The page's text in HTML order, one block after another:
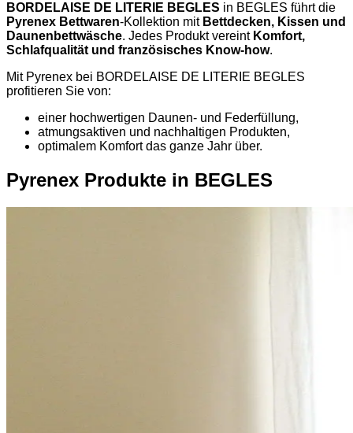
BORDELAISE DE LITERIE BEGLES in BEGLES führt die
Pyrenex Bettwaren-Kollektion mit Bettdecken, Kissen und
Daunenbettwäsche. Jedes Produkt vereint Komfort,
Schlafqualität und französisches Know-how.
Mit Pyrenex bei BORDELAISE DE LITERIE BEGLES
profitieren Sie von:
einer hochwertigen Daunen- und Federfüllung,
atmungsaktiven und nachhaltigen Produkten,
optimalem Komfort das ganze Jahr über.
Pyrenex Produkte in BEGLES